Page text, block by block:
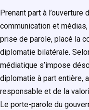
Prenant part à
communication et
prise de parole, placé la
diplomatie bilatérale.
médiatique s’impose
diplomatie à part entière,
responsable et de la
Le porte-parole du